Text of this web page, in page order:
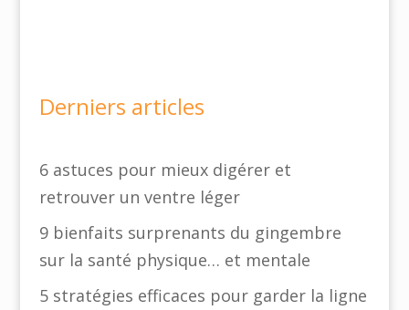
Derniers articles
6 astuces pour mieux digérer et
retrouver un ventre léger
9 bienfaits surprenants du gingembre
sur la santé physique… et mentale
5 stratégies efficaces pour garder la ligne